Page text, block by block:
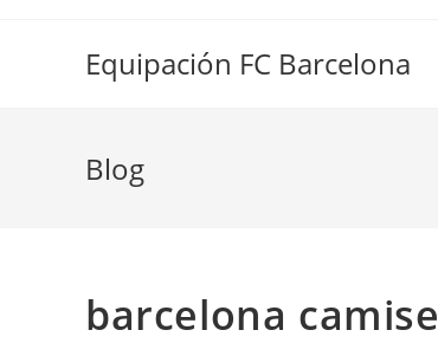
Equipación FC Barcelona
Blog
barcelona